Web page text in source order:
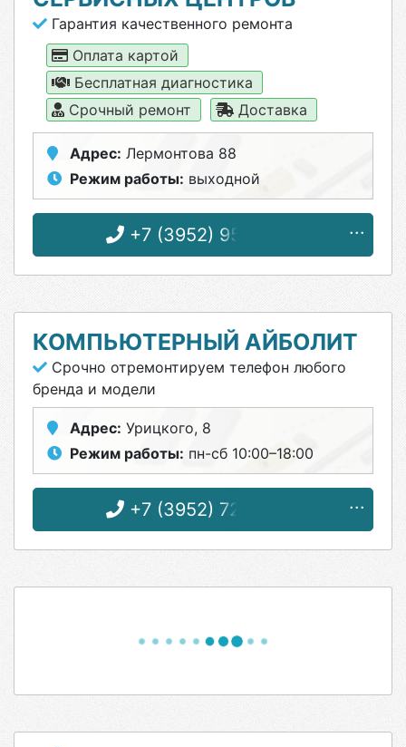
Гарантия качественного ремонта
Оплата картой
Бесплатная диагностика
Срочный ремонт
Доставка
Адрес: Лермонтова 88
Режим работы: выходной
+7 (3952) 95-77-40
КОМПЬЮТЕРНЫЙ АЙБОЛИТ
Срочно отремонтируем телефон любого
бренда и модели
Адрес: Урицкого, 8
Режим работы: пн-сб 10:00–18:00
+7 (3952) 72-64-72